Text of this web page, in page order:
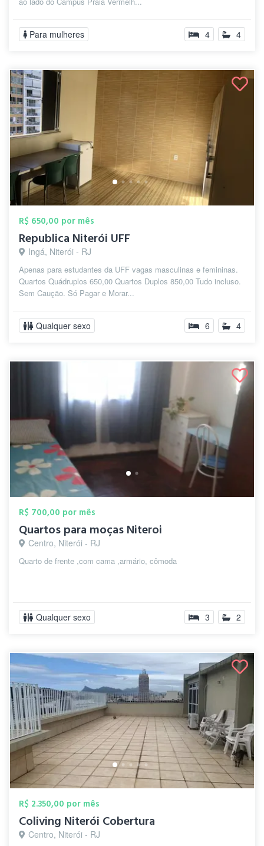
Para mulheres 4 4
R$ 650,00 por mês
Republica Niterói UFF
Ingá, Niterói - RJ
Apenas para estudantes da UFF vagas masculinas e femininas.
Quartos Quádruplos 650,00 Quartos Duplos 850,00 Tudo incluso.
Sem Caução. Só Pagar e Morar...
Qualquer sexo 6 4
R$ 700,00 por mês
Quartos para moças Niteroi
Centro, Niterói - RJ
Quarto de frente ,com cama ,armário, cômoda
Qualquer sexo 3 2
R$ 2.350,00 por mês
Coliving Niterói Cobertura
Centro, Niterói - RJ